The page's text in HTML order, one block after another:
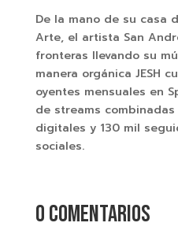
De la mano de su casa
Arte, el artista San
fronteras llevando su
manera orgánica JESH
oyentes mensuales en
de streams
digitales y 130 mil
sociales.
0 comentarios